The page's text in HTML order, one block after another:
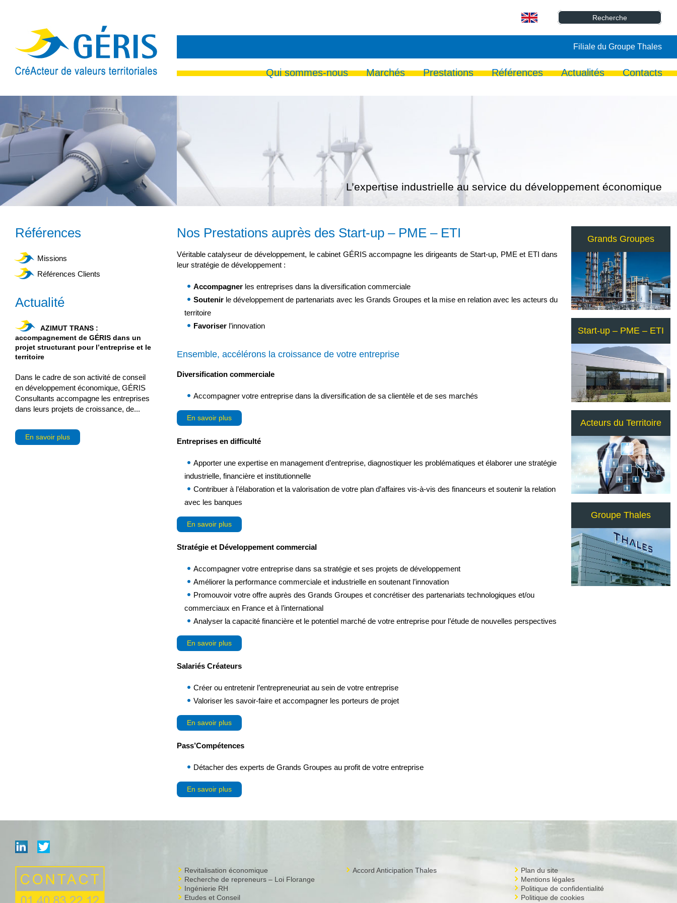
Filiale du Groupe Thales
Qui sommes-nous Marchés Prestations Références Actualités Contacts
L’expertise industrielle au service du développement économique
Références
Missions
Références Clients
Actualité
AZIMUT TRANS :
accompagnement de GÉRIS dans un
projet structurant pour l’entreprise et le
territoire
Dans le cadre de son activité de conseil
en développement économique, GÉRIS
Consultants accompagne les entreprises
dans leurs projets de croissance, de...
En savoir plus
Nos Prestations auprès des Start-up – PME – ETI
Véritable catalyseur de développement, le cabinet GÉRIS accompagne les dirigeants de Start-up, PME et ETI dans
leur stratégie de développement :
Accompagner les entreprises dans la diversification commerciale
Soutenir le développement de partenariats avec les Grands Groupes et la mise en relation avec les acteurs du
territoire
Favoriser l’innovation
Ensemble, accélérons la croissance de votre entreprise
Diversification commerciale
Accompagner votre entreprise dans la diversification de sa clientèle et de ses marchés
En savoir plus
Entreprises en difficulté
Apporter une expertise en management d’entreprise, diagnostiquer les problématiques et élaborer une stratégie
industrielle, financière et institutionnelle
Contribuer à l’élaboration et la valorisation de votre plan d’affaires vis-à-vis des financeurs et soutenir la relation
avec les banques
En savoir plus
Stratégie et Développement commercial
Accompagner votre entreprise dans sa stratégie et ses projets de développement
Améliorer la performance commerciale et industrielle en soutenant l’innovation
Promouvoir votre offre auprès des Grands Groupes et concrétiser des partenariats technologiques et/ou
commerciaux en France et à l’international
Analyser la capacité financière et le potentiel marché de votre entreprise pour l’étude de nouvelles perspectives
En savoir plus
Salariés Créateurs
Créer ou entretenir l’entrepreneuriat au sein de votre entreprise
Valoriser les savoir-faire et accompagner les porteurs de projet
En savoir plus
Pass’Compétences
Détacher des experts de Grands Groupes au profit de votre entreprise
En savoir plus
Grands Groupes
Start-up – PME – ETI
Acteurs du Territoire
Groupe Thales
Revitalisation économique
Recherche de repreneurs – Loi Florange
Ingénierie RH
Etudes et Conseil
Accord Anticipation Thales
Plan du site
Mentions légales
Politique de confidentialité
Politique de cookies